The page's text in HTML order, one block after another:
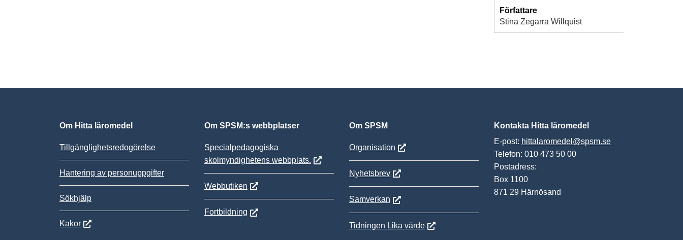
Författare
Stina Zegarra Willquist
Om Hitta läromedel
Tillgänglighetsredogörelse
Hantering av personuppgifter
Sökhjälp
Kakor
Om SPSM:s webbplatser
Specialpedagogiska
skolmyndighetens webbplats.
Webbutiken
Fortbildning
Om SPSM
Organisation
Nyhetsbrev
Samverkan
Tidningen Lika värde
Kontakta Hitta läromedel
E-post: hittalaromedel@spsm.se
Telefon: 010 473 50 00
Postadress:
Box 1100
871 29 Härnösand